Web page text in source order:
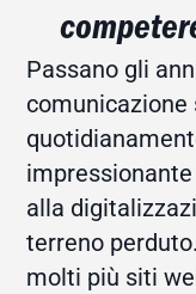
Passano gli
comunicazione
alla
terreno
molti più siti